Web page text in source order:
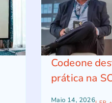
Codeone
prática na
Maio 14, 2026